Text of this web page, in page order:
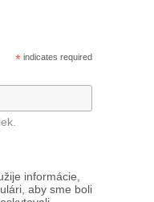
* indicates required
informácie,
aby sme boli